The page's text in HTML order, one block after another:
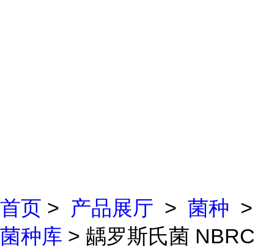
首页 > 产品展厅 > 菌种 >
菌种库 > 龋罗斯氏菌 NBRC